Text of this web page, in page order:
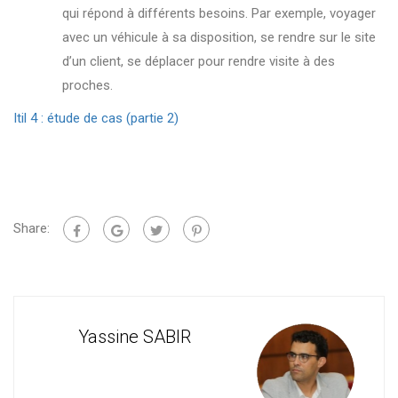
qui répond à différents besoins. Par exemple, voyager
avec un véhicule à sa disposition, se rendre sur le site
d’un client, se déplacer pour rendre visite à des
proches.
Itil 4 : étude de cas (partie 2)
Share:
Yassine SABIR